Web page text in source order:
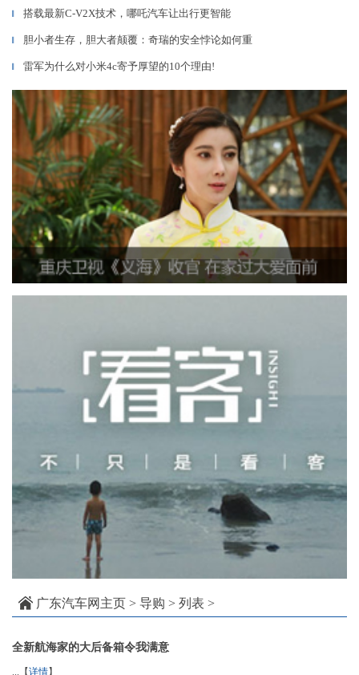
▎ 搭载最新C-V2X技术，哪吒汽车让出行更智能
▎ 胆小者生存，胆大者颠覆：奇瑞的安全悖论如何重
▎ 雷军为什么对小米4c寄予厚望的10个理由!
广东汽车网主页 > 导购 > 列表 >
全新航海家的大后备箱令我满意
...【详情】